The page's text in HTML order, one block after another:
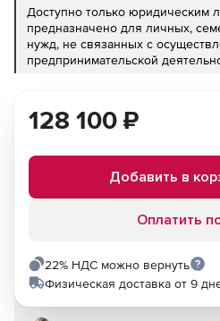
Доступно только юридическим
предназначено для личных,
нужд, не связанных с
предпринимательской
128 100 ₽
Добавить в
Оплатить
22% НДС можно вернуть
Физическая доставка от 9